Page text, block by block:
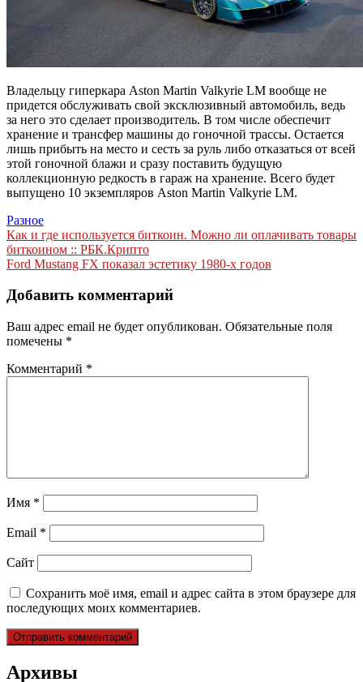
Владельцу гиперкара Aston Martin Valkyrie LM вообще не
придется обслуживать свой эксклюзивный автомобиль, ведь
за него это сделает производитель. В том числе обеспечит
хранение и трансфер машины до гоночной трассы. Остается
лишь прибыть на место и сесть за руль либо отказаться от всей
этой гоночной блажи и сразу поставить будущую
коллекционную редкость в гараж на хранение. Всего будет
выпущено 10 экземпляров Aston Martin Valkyrie LM.
Разное
Навигация
по
Как и где используется биткоин. Можно ли оплачивать товары
биткоином :: РБК.Крипто
Ford Mustang FX показал эстетику 1980-х годов
Добавить комментарий
Ваш адрес email не будет опубликован. Обязательные поля
помечены *
Комментарий *
Имя *
Email *
Сайт
Сохранить моё имя, email и адрес сайта в этом браузере для
последующих моих комментариев.
Архивы